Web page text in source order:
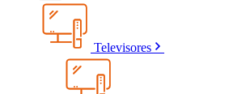
Televisores